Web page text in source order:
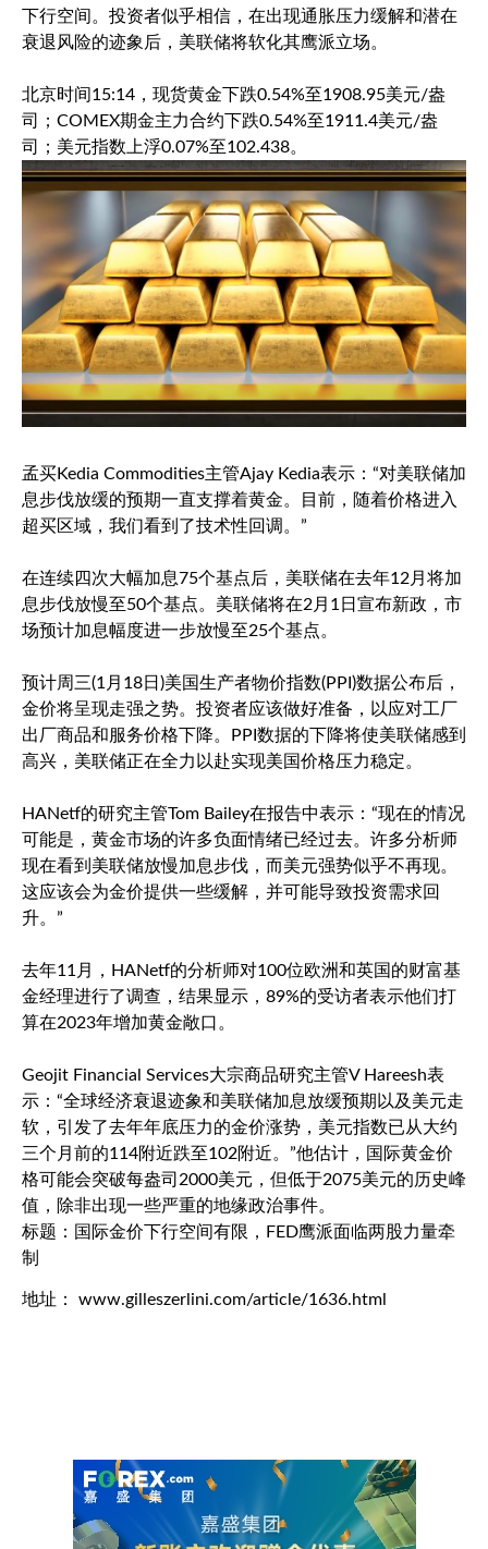
下行空间。投资者似乎相信，在出现通胀压力缓解和潜在
衰退风险的迹象后，美联储将软化其鹰派立场。
北京时间15:14， 现货黄金 下跌0.54%至1908.95美元/盎
司；COMEX期金主力合约下跌0.54%至1911.4美元/盎
司； 美元指数 上浮0.07%至102.438。
孟买Kedia Commodities主管Ajay Kedia表示：“对美联储加
息步伐放缓的预期一直支撑着黄金。目前，随着价格进入
超买区域，我们看到了技术性回调。”
在连续四次大幅加息75个基点后，美联储在去年12月将加
息步伐放慢至50个基点。美联储将在2月1日宣布新政，市
场预计加息幅度进一步放慢至25个基点。
预计周三(1月18日)美国生产者物价指数(PPI)数据公布后，
金价将呈现走强之势。投资者应该做好准备，以应对工厂
出厂商品和服务价格下降。PPI数据的下降将使美联储感到
高兴，美联储正在全力以赴实现美国价格压力稳定。
HANetf的研究主管Tom Bailey在报告中表示：“现在的情况
可能是，黄金市场的许多负面情绪已经过去。许多分析师
现在看到美联储放慢加息步伐，而美元强势似乎不再现。
这应该会为金价提供一些缓解，并可能导致投资需求回
升。”
去年11月，HANetf的分析师对100位欧洲和英国的财富基
金经理进行了调查，结果显示，89%的受访者表示他们打
算在2023年增加黄金敞口。
Geojit Financial Services大宗商品研究主管V Hareesh表
示：“全球经济衰退迹象和美联储加息放缓预期以及美元走
软，引发了去年年底压力的金价涨势， 美元指数已从大约
三个月前的114附近跌至102附近。”他估计，国际黄金价
格可能会突破每盎司2000美元，但低于2075美元的历史峰
值，除非出现一些严重的地缘政治事件。
标题：国际金价下行空间有限，FED鹰派面临两股力量牵
制
地址： www.gilleszerlini.com/article/1636.html